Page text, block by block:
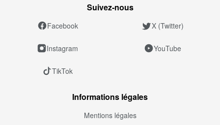
Suivez‑nous
Facebook X (Twitter)
Instagram YouTube
TikTok
Informations légales
Mentions légales